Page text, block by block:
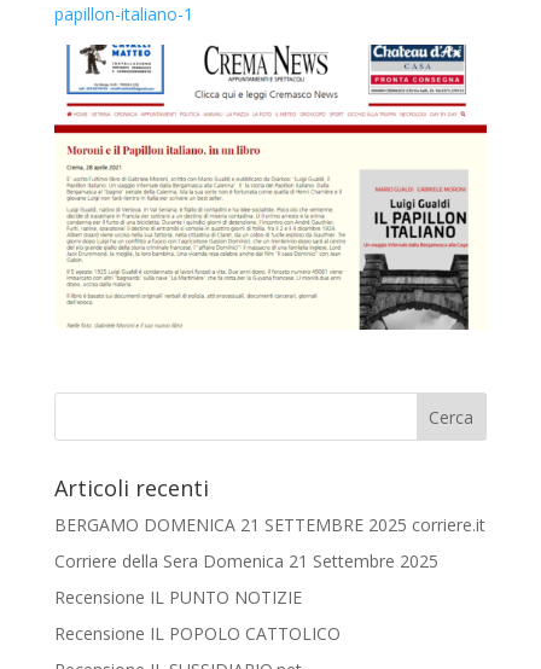
papillon-italiano-1
Articoli recenti
BERGAMO DOMENICA 21 SETTEMBRE 2025 corriere.it
Corriere della Sera Domenica 21 Settembre 2025
Recensione IL PUNTO NOTIZIE
Recensione IL POPOLO CATTOLICO